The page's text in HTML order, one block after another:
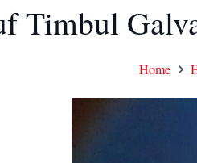
Timbul
Home